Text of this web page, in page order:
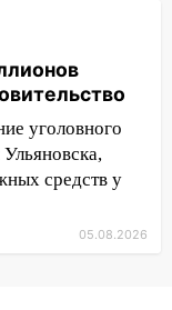
трассе и
в
список АЗС
уголовного
средств у
05.08.2026